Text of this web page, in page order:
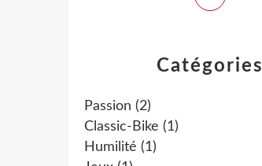
Catégories
Passion (2)
Classic-Bike (1)
Humilité (1)